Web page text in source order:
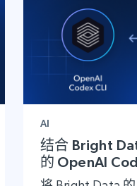
AI
结合 Bright
的 OpenAI